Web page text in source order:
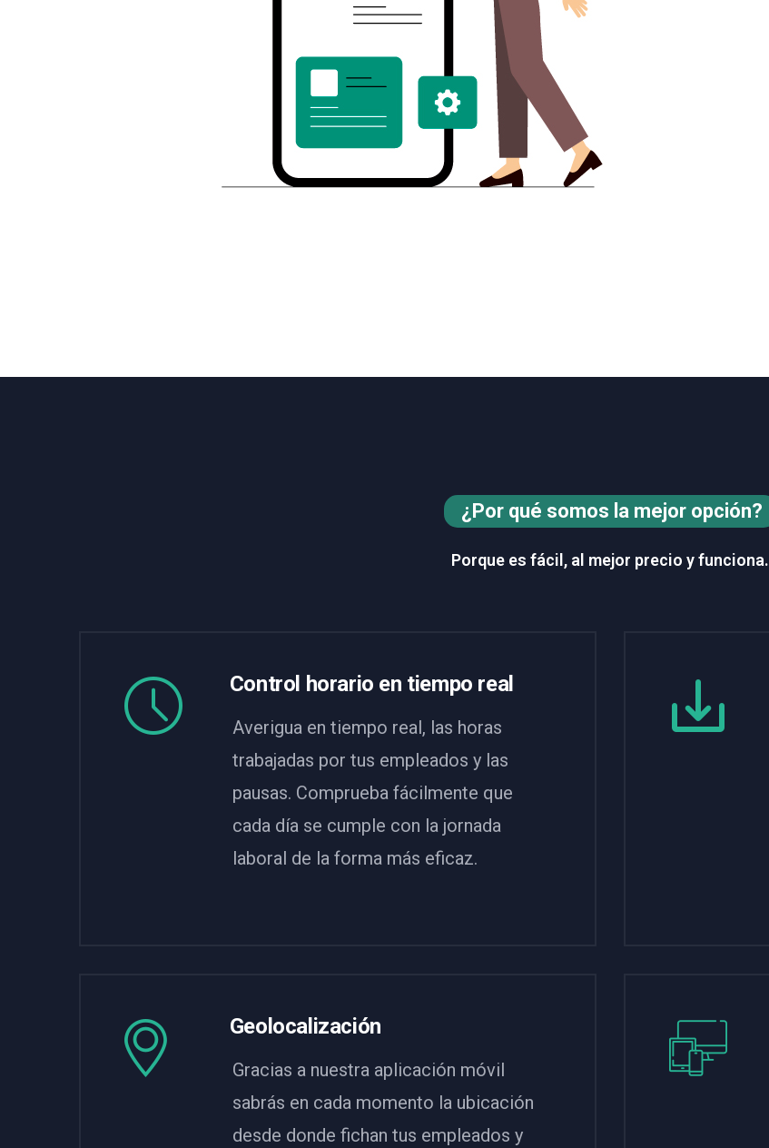
¿Por qué somos la mejor opción?
Porque es fácil, al mejor precio y funciona.
Control horario en tiempo real
Averigua en tiempo real, las horas
trabajadas por tus empleados y las
pausas. Comprueba fácilmente que
cada día se cumple con la jornada
laboral de la forma más eficaz.
Geolocalización
Gracias a nuestra aplicación móvil
sabrás en cada momento la ubicación
desde donde fichan tus empleados y